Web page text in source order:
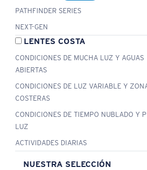
PATHFINDER SERIES
NEXT-GEN
LENTES COSTA
CONDICIONES DE MUCHA LUZ Y AGUAS
ABIERTAS
CONDICIONES DE LUZ VARIABLE Y
COSTERAS
CONDICIONES DE TIEMPO NUBLADO Y
LUZ
ACTIVIDADES DIARIAS
NUESTRA SELECCIÓN